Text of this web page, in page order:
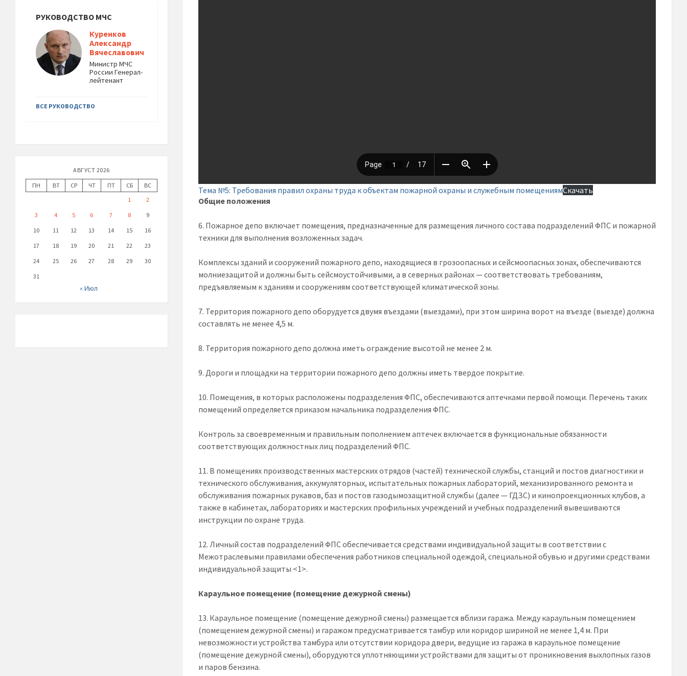
Тема №5: Требования правил охраны труда к объектам пожарной охраны и служебным помещениямСкачать
Общие положения
6. Пожарное депо включает помещения, предназначенные для размещения личного состава подразделений ФПС и пожарной
техники для выполнения возложенных задач.
Комплексы зданий и сооружений пожарного депо, находящиеся в грозоопасных и сейсмоопасных зонах, обеспечиваются
молниезащитой и должны быть сейсмоустойчивыми, а в северных районах — соответствовать требованиям,
предъявляемым к зданиям и сооружениям соответствующей климатической зоны.
7. Территория пожарного депо оборудуется двумя въездами (выездами), при этом ширина ворот на въезде (выезде) должна
составлять не менее 4,5 м.
8. Территория пожарного депо должна иметь ограждение высотой не менее 2 м.
9. Дороги и площадки на территории пожарного депо должны иметь твердое покрытие.
10. Помещения, в которых расположены подразделения ФПС, обеспечиваются аптечками первой помощи. Перечень таких
помещений определяется приказом начальника подразделения ФПС.
Контроль за своевременным и правильным пополнением аптечек включается в функциональные обязанности
соответствующих должностных лиц подразделений ФПС.
11. В помещениях производственных мастерских отрядов (частей) технической службы, станций и постов диагностики и
технического обслуживания, аккумуляторных, испытательных пожарных лабораторий, механизированного ремонта и
обслуживания пожарных рукавов, баз и постов газодымозащитной службы (далее — ГДЗС) и кинопроекционных клубов, а
также в кабинетах, лабораториях и мастерских профильных учреждений и учебных подразделений вывешиваются
инструкции по охране труда.
12. Личный состав подразделений ФПС обеспечивается средствами индивидуальной защиты в соответствии с
Межотраслевыми правилами обеспечения работников специальной одеждой, специальной обувью и другими средствами
индивидуальной защиты <1>.
Караульное помещение (помещение дежурной смены)
13. Караульное помещение (помещение дежурной смены) размещается вблизи гаража. Между караульным помещением
(помещением дежурной смены) и гаражом предусматривается тамбур или коридор шириной не менее 1,4 м. При
невозможности устройства тамбура или отсутствии коридора двери, ведущие из гаража в караульное помещение
(помещение дежурной смены), оборудуются уплотняющими устройствами для защиты от проникновения выхлопных газов
и паров бензина.
РУКОВОДСТВО МЧС
Куренков
Александр
Вячеславович
Министр МЧС
России Генерал-
лейтенант
ВСЕ РУКОВОДСТВО
АВГУСТ 2026
ПН
ВТ СР ЧТ ПТ СБ
ВС
1
2
3
4 5 6 7 8
9
10
11 12 13 14 15
16
17
18 19 20 21 22
23
24
25 26 27 28 29
30
31
« Июл